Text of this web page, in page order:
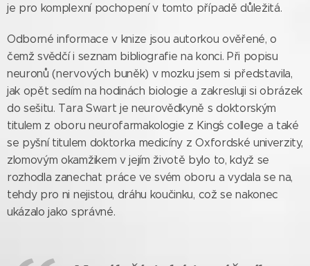
je pro komplexní pochopení v tomto případě důležitá.
Odborné informace v knize jsou autorkou ověřené, o
čemž svědčí i seznam bibliografie na konci. Při popisu
neuronů (nervových buněk) v mozku jsem si představila,
jak opět sedím na hodinách biologie a zakresluji si obrázek
do sešitu. Tara Swart je neurovědkyně s doktorským
titulem z oboru neurofarmakologie z King´s college a také
se pyšní titulem doktorka medicíny z Oxfordské univerzity,
zlomovým okamžikem v jejím životě bylo to, když se
rozhodla zanechat práce ve svém oboru a vydala se na,
tehdy pro ni nejistou, dráhu koučinku, což se nakonec
ukázalo jako správné.